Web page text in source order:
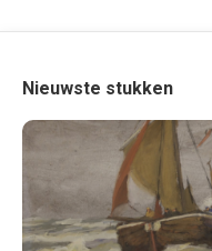
Nieuwste stukken